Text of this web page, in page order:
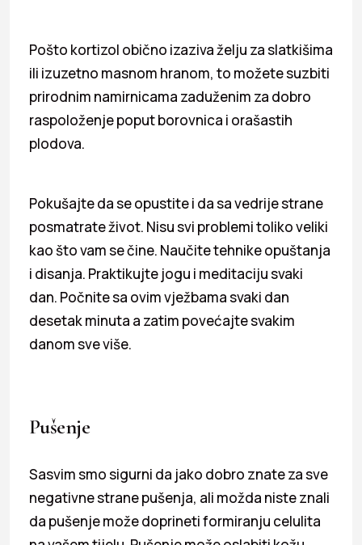
Pošto kortizol obično izaziva želju za slatkišima
ili izuzetno masnom hranom, to možete suzbiti
prirodnim namirnicama zaduženim za dobro
raspoloženje poput borovnica i orašastih
plodova.
Pokušajte da se opustite i da sa vedrije strane
posmatrate život. Nisu svi problemi toliko veliki
kao što vam se čine. Naučite tehnike opuštanja
i disanja. Praktikujte jogu i meditaciju svaki
dan. Počnite sa ovim vježbama svaki dan
desetak minuta a zatim povećajte svakim
danom sve više.
Pušenje
Sasvim smo sigurni da jako dobro znate za sve
negativne strane pušenja, ali možda niste znali
da pušenje može doprineti formiranju celulita